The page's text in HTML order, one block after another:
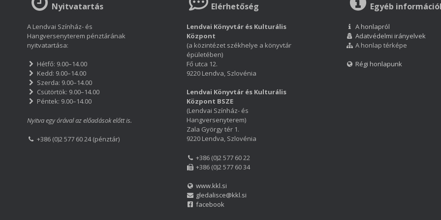
Nyitvatartás
A Lendvai Színház- és
Hangversenyterem pénztárának
nyitvatartása:
Hétfő: 9.00–14.00
Kedd: 9.00–14.00
Szerda: 9.00–14.00
Csütörtök: 9.00–14.00
Péntek: 9.00–14.00
Nyitva egy órával az előadások előtt is.
+386 (0)2 577 60 24 (pénztár)
Elérhetőség
Lendvai Könyvtár és Kulturális
Központ
(a közintézet székhelye a könyvtár
épületében)
Fő utca 12.
9220 Lendva, Szlovénia
Lendvai Könyvtár és Kulturális
Központ BSZE
(Lendvai Színház- és
Hangversenyterem)
Zala György tér 1.
9220 Lendva, Szlovénia
+386 (0)2 577 60 22
+386 (0)2 577 60 34
www.kkl.si
gledalisce@kkl.si
facebook
Egyéb
A honlapról
Adatvédelmi irányelvek
A honlap térképe
Régi honlapunk